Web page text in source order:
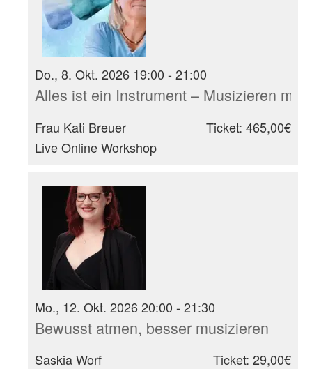
Do., 8. Okt. 2026 19:00 - 21:00
Alles ist ein Instrument – Musizieren mit
Frau Kati Breuer
Live Online Workshop
Ticket: 465,00€
Mo., 12. Okt. 2026 20:00 - 21:30
Bewusst atmen, besser musizieren
Saskia Worf
Ticket: 29,00€